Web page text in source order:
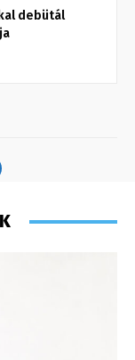
debütál